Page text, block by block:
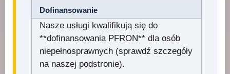
Dofinansowanie
Nasze usługi kwalifikują się do
**dofinansowania PFRON** dla osób
niepełnosprawnych (sprawdź szczegóły
na naszej podstronie).